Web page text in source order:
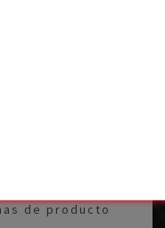
de productos
crear la
su
de sus
resistencia
fijación
gama de
para
de producto